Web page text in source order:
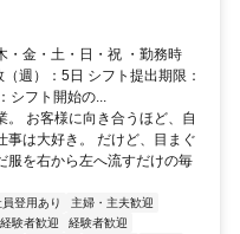
線 日比谷A0口徒歩約3分
・金・土・日・祝 ・勤務時
週）：5日 シフト提出期限：
フト開始の...
。 お客様に向き合うほど、自
事は大好き。 だけど、目まぐ
服を右から左へ流すだけの毎
員登用あり
主婦・主夫歓迎
験者歓迎
経験者歓迎